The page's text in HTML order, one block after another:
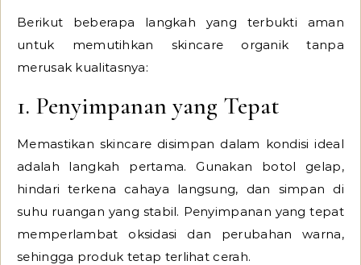
Berikut beberapa langkah yang terbukti aman
untuk memutihkan skincare organik tanpa
merusak kualitasnya:
1. Penyimpanan yang Tepat
Memastikan skincare disimpan dalam kondisi ideal
adalah langkah pertama. Gunakan botol gelap,
hindari terkena cahaya langsung, dan simpan di
suhu ruangan yang stabil. Penyimpanan yang tepat
memperlambat oksidasi dan perubahan warna,
sehingga produk tetap terlihat cerah.